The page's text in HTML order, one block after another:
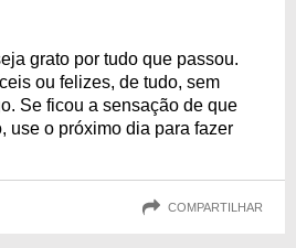
grato por tudo que passou.
ou felizes, de tudo, sem
Se ficou a sensação de que
use o próximo dia para fazer
COMPARTILHAR